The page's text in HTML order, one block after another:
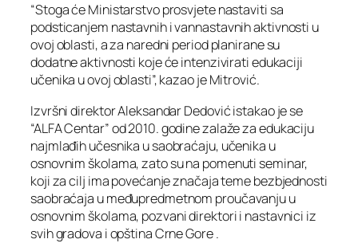
“Stoga će Ministarstvo prosvjete nastaviti sa
podsticanjem nastavnih i vannastavnih aktivnosti u
ovoj oblasti, a za naredni period planirane su
dodatne aktivnosti koje će intenzivirati edukaciji
učenika u ovoj oblasti”, kazao je Mitrović.
Izvršni direktor Aleksandar Dedović istakao je se
“ALFA Centar” od 2010. godine zalaže za edukaciju
najmlađih učesnika u saobraćaju, učenika u
osnovnim školama, zato su na pomenuti seminar,
koji za cilj ima povećanje značaja teme bezbjednosti
saobraćaja u međupredmetnom proučavanju u
osnovnim školama, pozvani direktori i nastavnici iz
svih gradova i opština Crne Gore .